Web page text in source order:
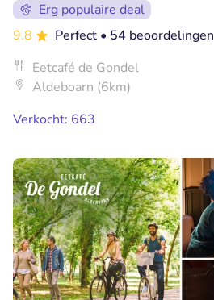
Erg populaire deal
9.8
Perfect • 54 beoordelingen
Eetcafé de Gondel
Aldeboarn (6km)
Verkocht: 663